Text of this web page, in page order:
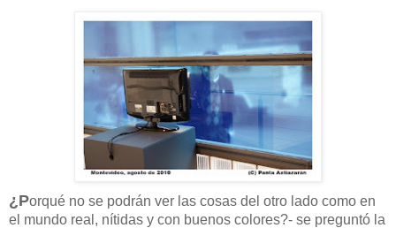
¿Porqué no se podrán ver las cosas del otro lado como en
el mundo real, nítidas y con buenos colores?- se preguntó la